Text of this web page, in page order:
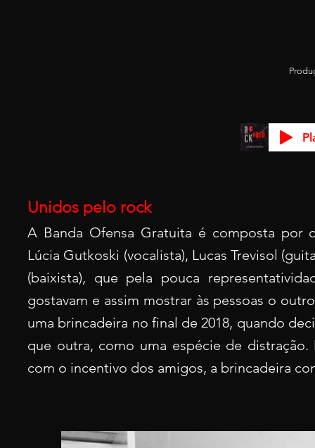
Unidos pelo rock
A Banda Ofensa Gratuita é composta por
Lúcia Gutkoski (vocalista), Lucas Trevisol
(baixista), que pela pouca
gostavam e assim mostrar às pessoas o
uma brincadeira no final de 2018, quando
que outra, como uma espécie de
com o incentivo dos amigos, a brincadeira